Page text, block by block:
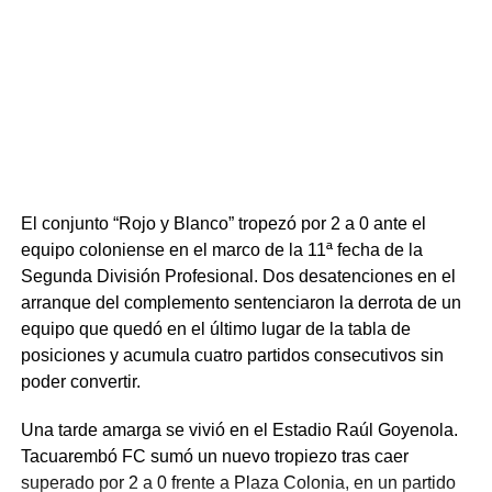
El conjunto “Rojo y Blanco” tropezó por 2 a 0 ante el
equipo coloniense en el marco de la 11ª fecha de la
Segunda División Profesional. Dos desatenciones en el
arranque del complemento sentenciaron la derrota de un
equipo que quedó en el último lugar de la tabla de
posiciones y acumula cuatro partidos consecutivos sin
poder convertir.
Una tarde amarga se vivió en el Estadio Raúl Goyenola.
Tacuarembó FC sumó un nuevo tropiezo tras caer
superado por 2 a 0 frente a Plaza Colonia, en un partido